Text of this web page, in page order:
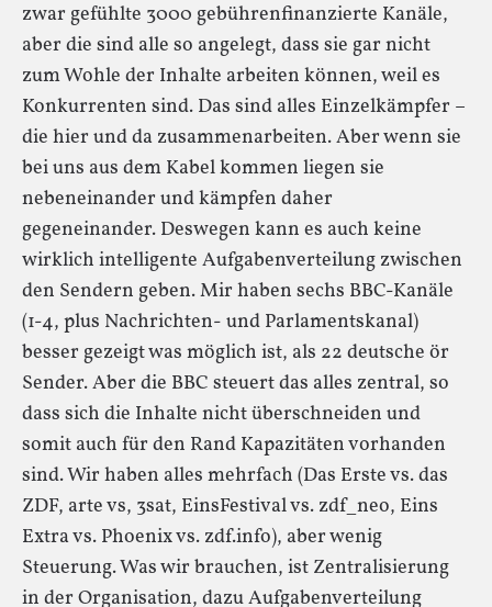
zwar gefühlte 3000 gebührenfinanzierte Kanäle,
aber die sind alle so angelegt, dass sie gar nicht
zum Wohle der Inhalte arbeiten können, weil es
Konkurrenten sind. Das sind alles Einzelkämpfer –
die hier und da zusammenarbeiten. Aber wenn sie
bei uns aus dem Kabel kommen liegen sie
nebeneinander und kämpfen daher
gegeneinander. Deswegen kann es auch keine
wirklich intelligente Aufgabenverteilung zwischen
den Sendern geben. Mir haben sechs BBC-Kanäle
(1-4, plus Nachrichten- und Parlamentskanal)
besser gezeigt was möglich ist, als 22 deutsche ör
Sender. Aber die BBC steuert das alles zentral, so
dass sich die Inhalte nicht überschneiden und
somit auch für den Rand Kapazitäten vorhanden
sind. Wir haben alles mehrfach (Das Erste vs. das
ZDF, arte vs, 3sat, EinsFestival vs. zdf_neo, Eins
Extra vs. Phoenix vs. zdf.info), aber wenig
Steuerung. Was wir brauchen, ist Zentralisierung
in der Organisation, dazu Aufgabenverteilung